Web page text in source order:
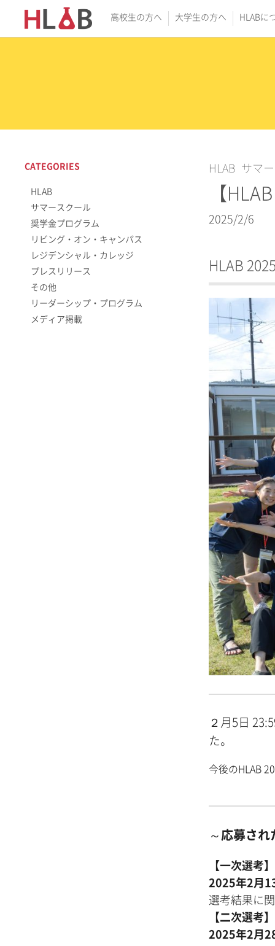
高校生の方へ 大学生の方へ HLABに
HLAB サマ
【
2025/2/6
HLAB
２月5日
た。
今後のHLAB
～ 応募され
【一次選考】
2025年2月
選考結果に
【二次選考】
2025年2月
CATEGORIES
HLAB
サマースクール
奨学金プログラム
リビング・オン・キャンパス
レジデンシャル・カレッジ
プレスリリース
その他
リーダーシップ・プログラム
メディア掲載